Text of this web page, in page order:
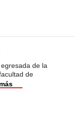
de la
de